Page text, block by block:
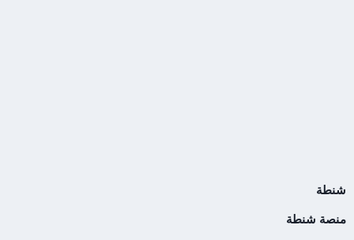
شنطة
منصة شنطة